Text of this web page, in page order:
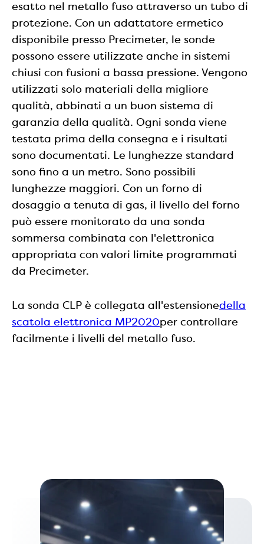
esatto nel metallo fuso attraverso un tubo di
protezione. Con un adattatore ermetico
disponibile presso Precimeter, le sonde
possono essere utilizzate anche in sistemi
chiusi con fusioni a bassa pressione. Vengono
utilizzati solo materiali della migliore
qualità, abbinati a un buon sistema di
garanzia della qualità. Ogni sonda viene
testata prima della consegna e i risultati
sono documentati. Le lunghezze standard
sono fino a un metro. Sono possibili
lunghezze maggiori. Con un forno di
dosaggio a tenuta di gas, il livello del forno
può essere monitorato da una sonda
sommersa combinata con l'elettronica
appropriata con valori limite programmati
da Precimeter.
La sonda CLP è collegata all'estensionedella
scatola elettronica MP2020per controllare
facilmente i livelli del metallo fuso.